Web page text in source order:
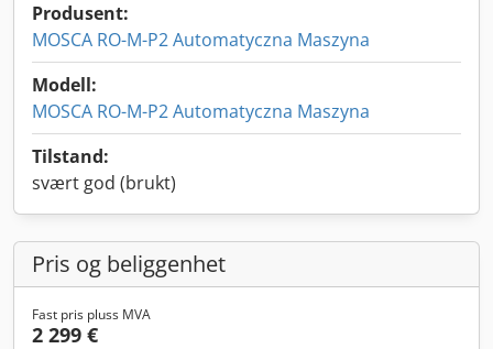
Produsent:
MOSCA RO-M-P2 Automatyczna Maszyna
Modell:
MOSCA RO-M-P2 Automatyczna Maszyna
Tilstand:
svært god (brukt)
Pris og beliggenhet
Fast pris pluss MVA
2 299 €